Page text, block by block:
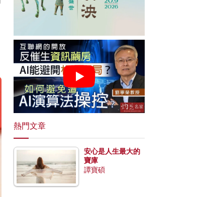
熱門文章
安心是人生最大的
寶庫
譚寶碩